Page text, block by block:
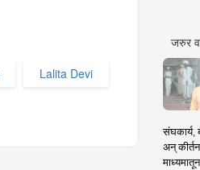
Lalita Devi
जरुर
संघकार्य,
अन्
माध्यमातून